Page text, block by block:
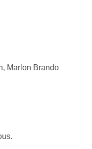
Marlon Brando